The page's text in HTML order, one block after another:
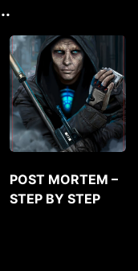
POST MORTEM –
STEP BY STEP